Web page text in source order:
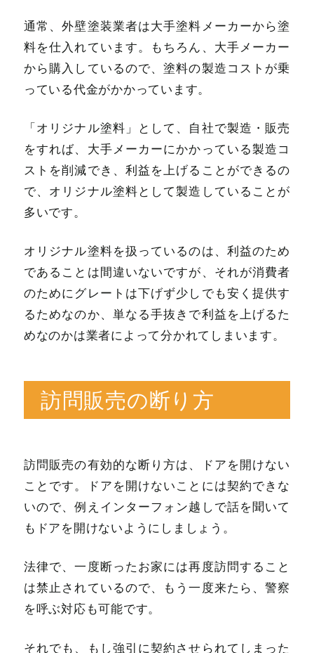
通常、外壁塗装業者は大手塗料メーカーから塗
料を仕入れています。もちろん、大手メーカー
から購入しているので、塗料の製造コストが乗
っている代金がかかっています。
「オリジナル塗料」として、自社で製造・販売
をすれば、大手メーカーにかかっている製造コ
ストを削減でき、利益を上げることができるの
で、オリジナル塗料として製造していることが
多いです。
オリジナル塗料を扱っているのは、利益のため
であることは間違いないですが、それが消費者
のためにグレートは下げず少しでも安く提供す
るためなのか、単なる手抜きで利益を上げるた
めなのかは業者によって分かれてしまいます。
訪問販売の断り方
訪問販売の有効的な断り方は、ドアを開けない
ことです。ドアを開けないことには契約できな
いので、例えインターフォン越しで話を聞いて
もドアを開けないようにしましょう。
法律で、一度断ったお家には再度訪問すること
は禁止されているので、もう一度来たら、警察
を呼ぶ対応も可能です。
それでも、もし強引に契約させられてしまった